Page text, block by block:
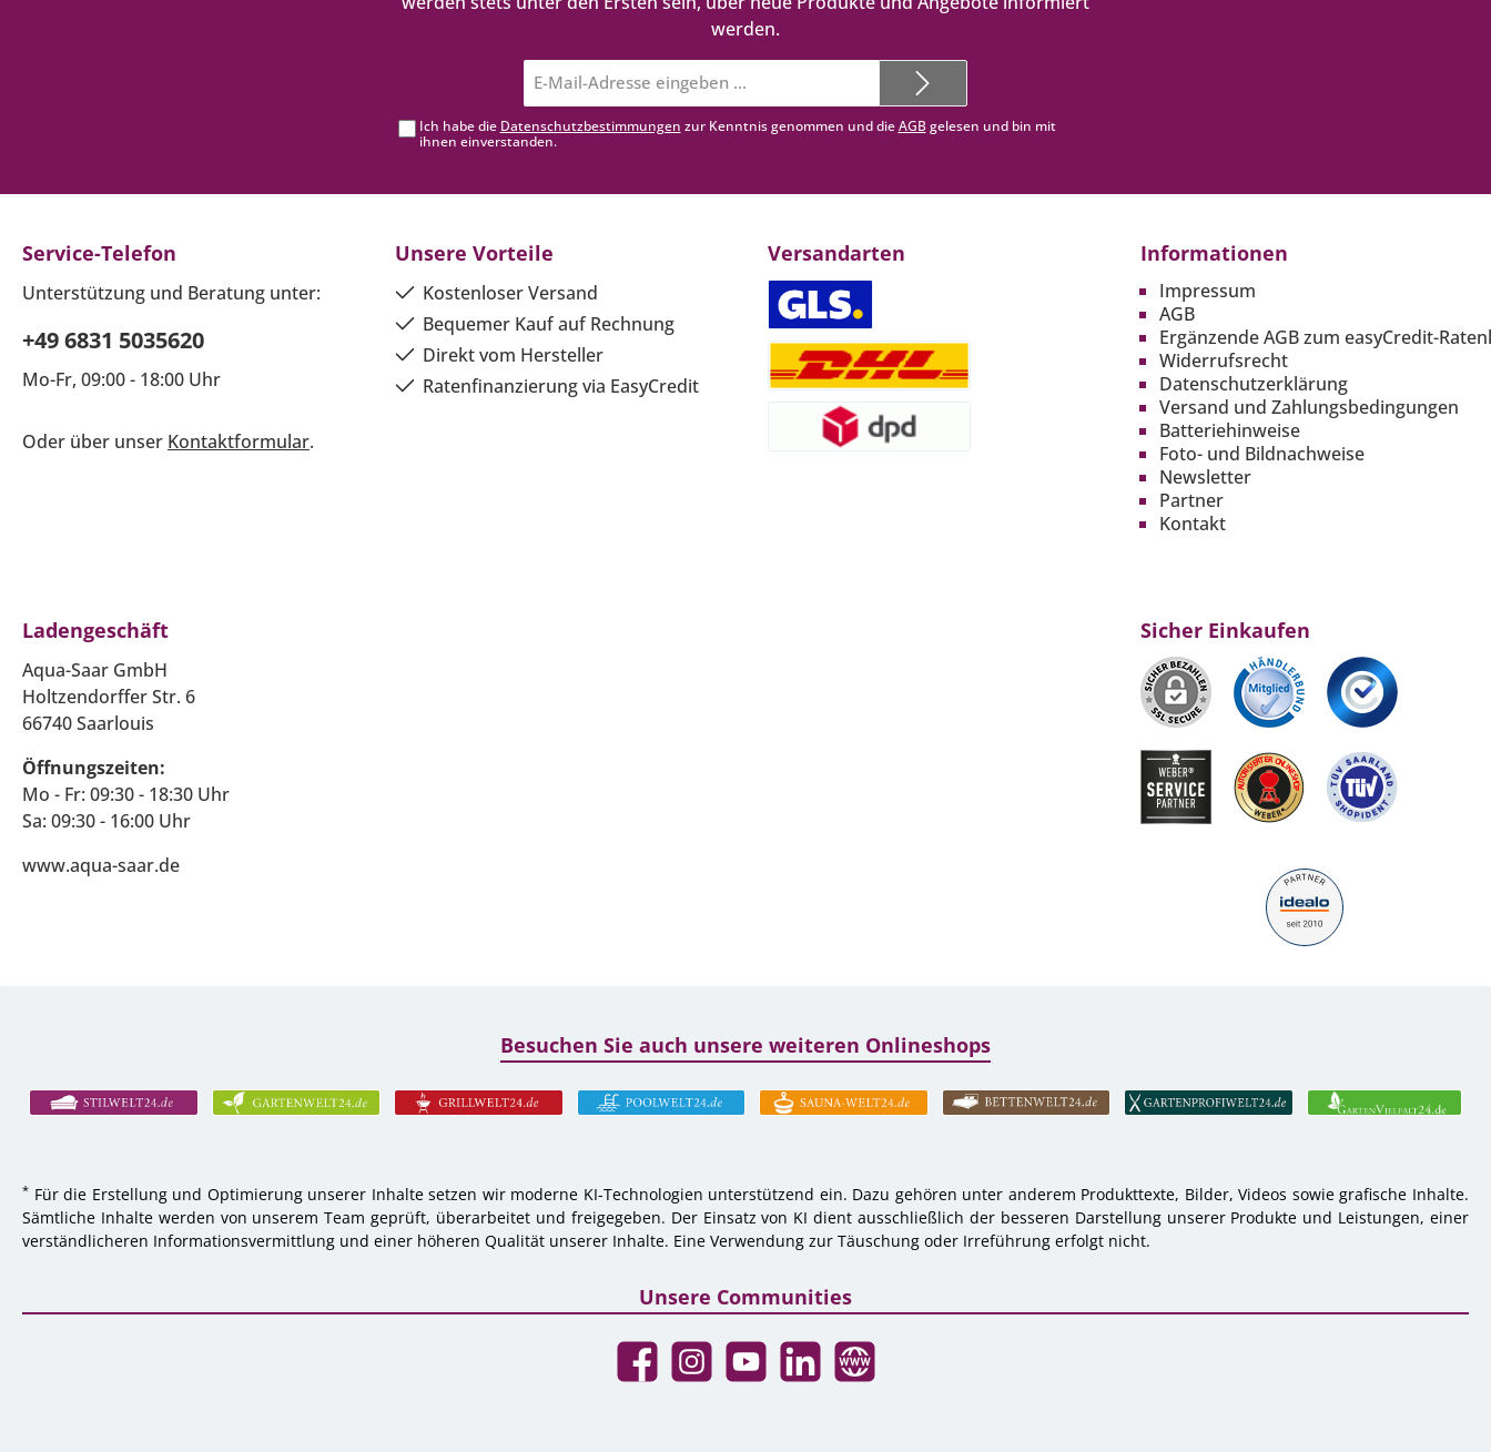
werden.
Mail-
Adresse*
Ich habe die Datenschutzbestimmungen zur Kenntnis genommen und dieAGBgelesen und bin mit
ihnen einverstanden.
Service-Telefon
Unterstützung und Beratung unter:
+49 6831 5035620
Mo-Fr, 09:00 - 18:00 Uhr
Oder über unser Kontaktformular.
Unsere Vorteile
Kostenloser Versand
Bequemer Kauf auf Rechnung
Direkt vom Hersteller
Ratenfinanzierung via EasyCredit
Versandarten Informationen
Impressum
AGB
Ergänzende AGB zum easyCredit-
Widerrufsrecht
Datenschutzerklärung
Versand und Zahlungsbedingungen
Batteriehinweise
Foto- und Bildnachweise
Newsletter
Partner
Kontakt
Ladengeschäft
Aqua-Saar GmbH
Holtzendorffer Str. 6
66740 Saarlouis
Öffnungszeiten:
Mo - Fr: 09:30 - 18:30 Uhr
Sa: 09:30 - 16:00 Uhr
www.aqua-saar.de
Sicher Einkaufen
Besuchen Sie auch unsere weiteren Onlineshops
* Für die Erstellung und Optimierung unserer Inhalte setzen wir moderne KI-Technologien unterstützend ein. Dazu gehören unter anderem Produkttexte, Bilder, Videos sowie grafische Inhalte.
Sämtliche Inhalte werden von unserem Team geprüft, überarbeitet und freigegeben. Der Einsatz von KI dient ausschließlich der besseren Darstellung unserer Produkte und Leistungen, einer
verständlicheren Informationsvermittlung und einer höheren Qualität unserer Inhalte. Eine Verwendung zur Täuschung oder Irreführung erfolgt nicht.
Unsere Communities
FacebookInstagramYouTubeLinkedInWebsite